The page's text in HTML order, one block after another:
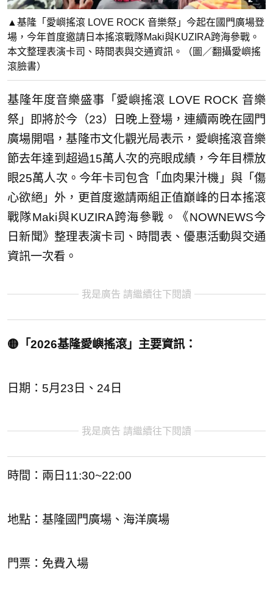
▲基隆「愛嶼搖滾 LOVE ROCK 音樂祭」今起在國門廣場登
場，今年首度邀請日本搖滾戰隊Maki與KUZIRA跨海參戰。
本文整理表演卡司、時間表與交通資訊。（圖／翻攝愛嶼搖
滾臉書）
基隆年度音樂盛事「愛嶼搖滾 LOVE ROCK 音樂
祭」即將於今（23）日晚上登場，連續兩晚在國門
廣場開唱，基隆市文化觀光局表示，愛嶼搖滾音樂
節去年達到超過15萬人次的亮眼成績，今年目標放
眼25萬人次。今年卡司包含「血肉果汁機」與「傷
心欲絕」外，更首度邀請兩組正值巔峰的日本搖滾
戰隊Maki與KUZIRA跨海參戰。《NOWNEWS今
日新聞》整理表演卡司、時間表、優惠活動與交通
資訊一次看。
我是廣告 請繼續往下閱讀
🟡「2026基隆愛嶼搖滾」主要資訊：
日期：5月23日、24日
我是廣告 請繼續往下閱讀
時間：兩日11:30~22:00
地點：基隆國門廣場、海洋廣場
門票：免費入場